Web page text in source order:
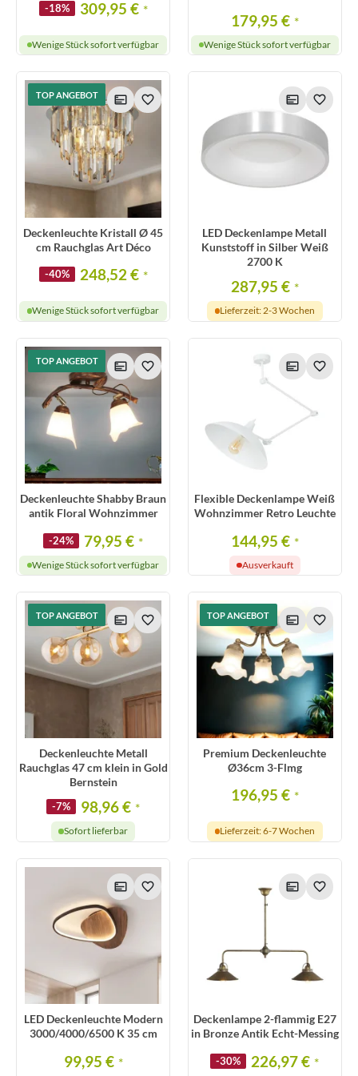
-18% 309,95 € *
Wenige Stück sofort verfügbar
179,95 € *
Wenige Stück sofort verfügbar
TOP ANGEBOT
Deckenleuchte Kristall Ø 45
cm Rauchglas Art Déco
-40% 248,52 € *
Wenige Stück sofort verfügbar
LED Deckenlampe Metall
Kunststoff in Silber Weiß
2700 K
287,95 € *
Lieferzeit: 2-3 Wochen
TOP ANGEBOT
Deckenleuchte Shabby Braun
antik Floral Wohnzimmer
-24% 79,95 € *
Wenige Stück sofort verfügbar
Flexible Deckenlampe Weiß
Wohnzimmer Retro Leuchte
144,95 € *
Ausverkauft
TOP ANGEBOT
Deckenleuchte Metall
Rauchglas 47 cm klein in Gold
Bernstein
-7% 98,96 € *
Sofort lieferbar
TOP ANGEBOT
Premium Deckenleuchte
Ø36cm 3-Flmg
196,95 € *
Lieferzeit: 6-7 Wochen
LED Deckenleuchte Modern
3000/4000/6500 K 35 cm
99,95 € *
Deckenlampe 2-flammig E27
in Bronze Antik Echt-Messing
-30% 226,97 € *